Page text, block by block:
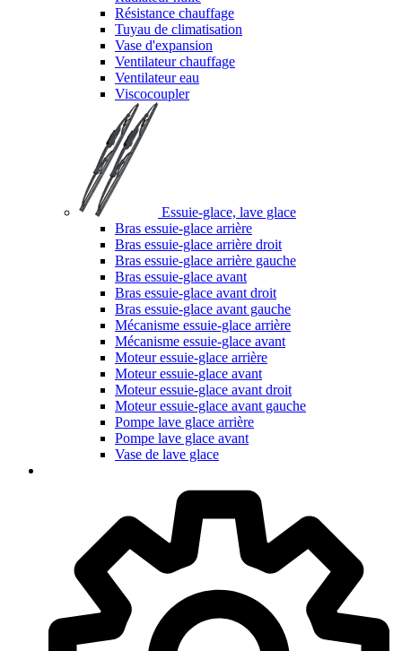
Résistance chauffage
Tuyau de climatisation
Vase d'expansion
Ventilateur chauffage
Ventilateur eau
Viscocoupler
Essuie-glace, lave glace
Bras essuie-glace arrière
Bras essuie-glace arrière droit
Bras essuie-glace arrière gauche
Bras essuie-glace avant
Bras essuie-glace avant droit
Bras essuie-glace avant gauche
Mécanisme essuie-glace arrière
Mécanisme essuie-glace avant
Moteur essuie-glace arrière
Moteur essuie-glace avant
Moteur essuie-glace avant droit
Moteur essuie-glace avant gauche
Pompe lave glace arrière
Pompe lave glace avant
Vase de lave glace